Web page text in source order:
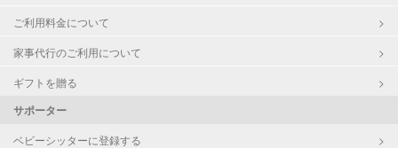
ご利用料金について
家事代行のご利用について
ギフトを贈る
サポーター
ベビーシッターに登録する